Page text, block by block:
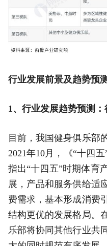
行业发展前景及趋势预测
1、行业发展趋势预测
目前，我国健身俱乐部
2021年10月，《“十四
指出“十四五”时期体育
展，产品和服务供给适
费需求，基本形成消费
结构更优的发展格局。
乐部将协同其他行业共